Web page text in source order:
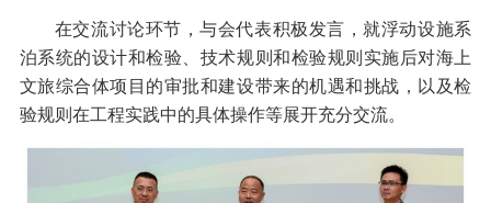
在交流讨论环节，与会代表积极发言，就浮动设施系
泊系统的设计和检验、技术规则和检验规则实施后对海上
文旅综合体项目的审批和建设带来的机遇和挑战，以及检
验规则在工程实践中的具体操作等展开充分交流。